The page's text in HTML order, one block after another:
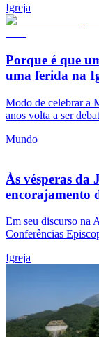
Igreja
Porque é que
uma ferida na
Modo de celebrar a
anos volta a ser
Mundo
Às vésperas da
encorajamento
Em seu discurso na
Conferências
Igreja